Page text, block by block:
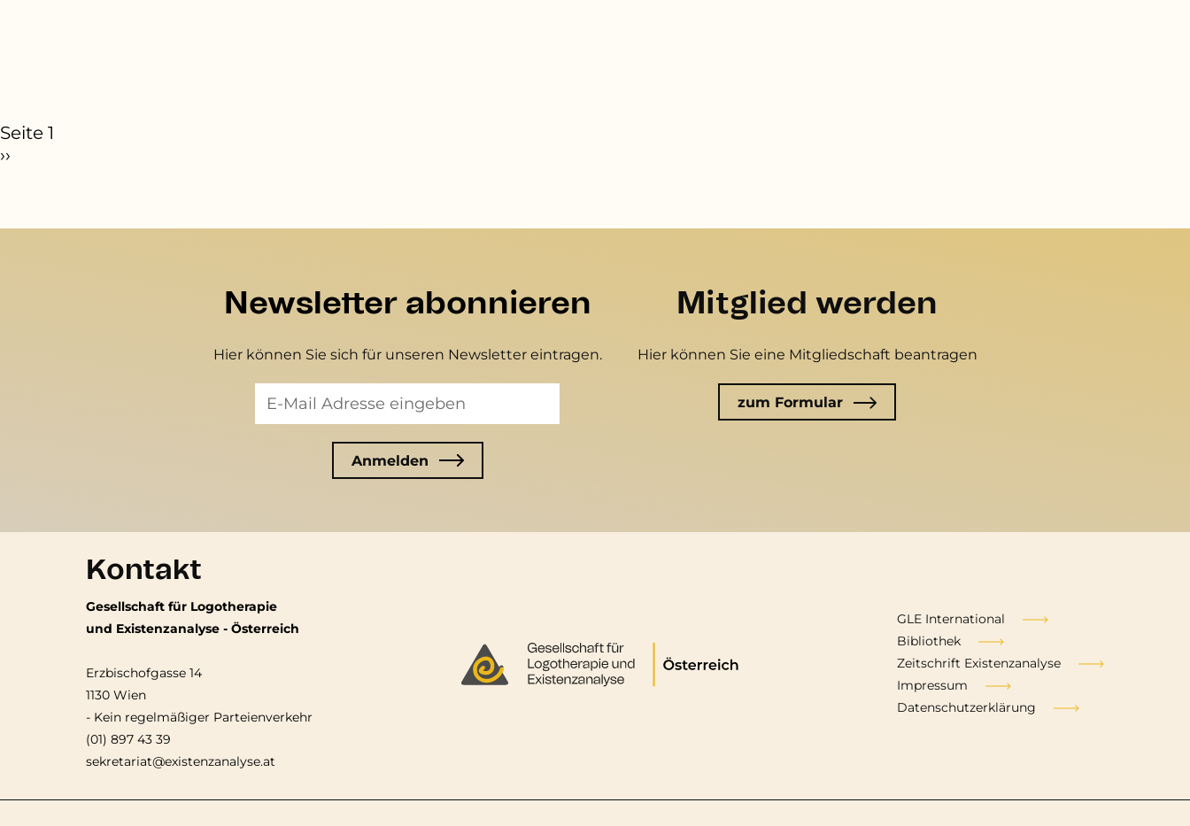
Seite 1
››
Newsletter abonnieren
Hier können Sie sich für unseren Newsletter eintragen.
Mitglied werden
Hier können Sie eine Mitgliedschaft beantragen
zum Formular
Kontakt
Gesellschaft für Logotherapie
und Existenzanalyse - Österreich
Erzbischofgasse 14
1130 Wien
- Kein regelmäßiger Parteienverkehr
(01) 897 43 39
sekretariat@existenzanalyse.at
GLE International
Bibliothek
Zeitschrift Existenzanalyse
Impressum
Datenschutzerklärung